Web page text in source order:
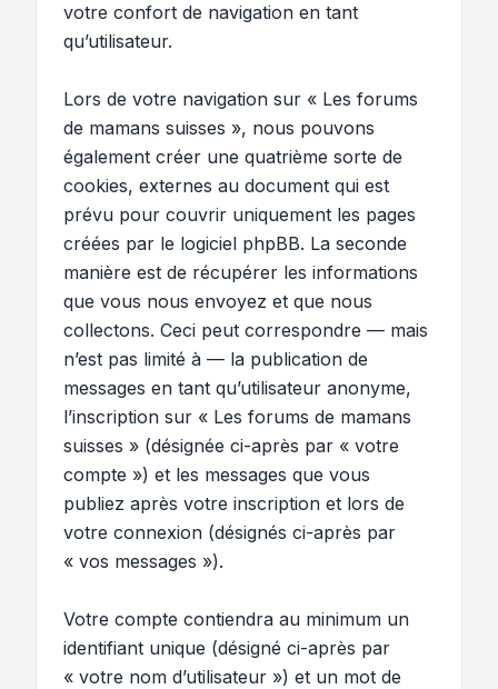
votre confort de navigation en tant
qu’utilisateur.
Lors de votre navigation sur « Les forums
de mamans suisses », nous pouvons
également créer une quatrième sorte de
cookies, externes au document qui est
prévu pour couvrir uniquement les pages
créées par le logiciel phpBB. La seconde
manière est de récupérer les informations
que vous nous envoyez et que nous
collectons. Ceci peut correspondre — mais
n’est pas limité à — la publication de
messages en tant qu’utilisateur anonyme,
l’inscription sur « Les forums de mamans
suisses » (désignée ci-après par « votre
compte ») et les messages que vous
publiez après votre inscription et lors de
votre connexion (désignés ci-après par
« vos messages »).
Votre compte contiendra au minimum un
identifiant unique (désigné ci-après par
« votre nom d’utilisateur ») et un mot de